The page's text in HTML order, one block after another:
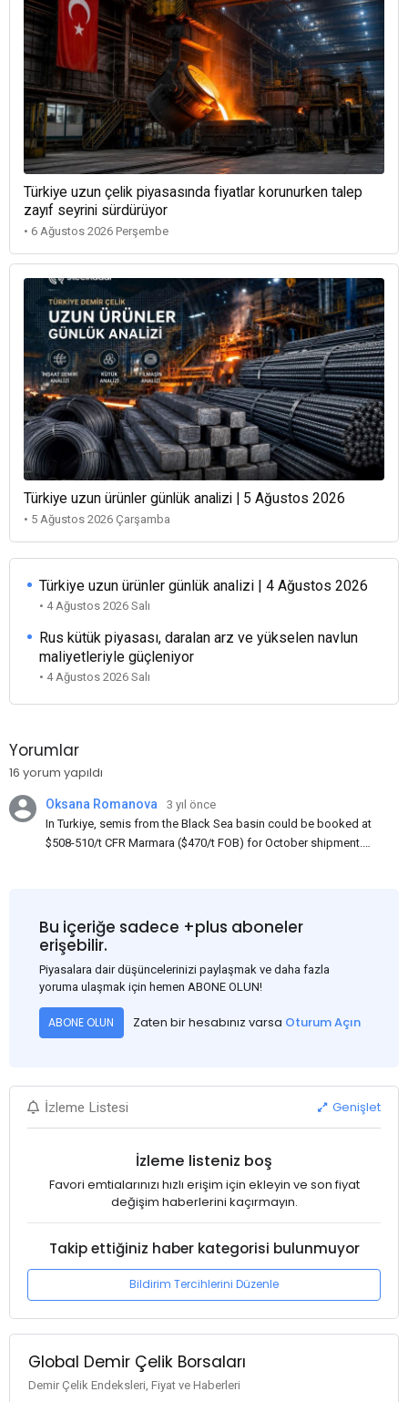
Türkiye uzun çelik piyasasında fiyatlar korunurken talep
zayıf seyrini sürdürüyor
• 6 Ağustos 2026 Perşembe
Türkiye uzun ürünler günlük analizi | 5 Ağustos 2026
• 5 Ağustos 2026 Çarşamba
Türkiye uzun ürünler günlük analizi | 4 Ağustos 2026
• 4 Ağustos 2026 Salı
Rus kütük piyasası, daralan arz ve yükselen navlun
maliyetleriyle güçleniyor
• 4 Ağustos 2026 Salı
Yorumlar
16 yorum yapıldı
Oksana Romanova
3 yıl önce
In Turkiye, semis from the Black Sea basin could be booked at
$508-510/t CFR Marmara ($470/t FOB) for October shipment.
market. Information about sales of 15,000-20,000 t at $485/t
CFR around two weeks ago was circulating in the market, but it
could not be confirmed at the time of publication. This was a re-
export of Donbas material provided by a Russian mill.
Bu içeriğe sadece +plus aboneler
erişebilir.
Piyasalara dair düşüncelerinizi paylaşmak ve daha fazla
yoruma ulaşmak için hemen ABONE OLUN!
ABONE OLUN Zaten bir hesabınız varsa Oturum Açın
İzleme Listesi Genişlet
İzleme listeniz boş
Favori emtialarınızı hızlı erişim için ekleyin ve son fiyat
değişim haberlerini kaçırmayın.
Takip ettiğiniz haber kategorisi bulunmuyor
Bildirim Tercihlerini Düzenle
Global Demir Çelik Borsaları
Demir Çelik Endeksleri, Fiyat ve Haberleri